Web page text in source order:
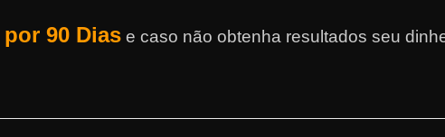
por 90 Dias e caso não obtenha resultados seu